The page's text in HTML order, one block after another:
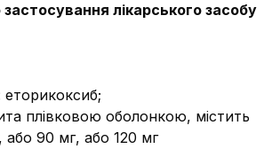
лікарського засобу
еторикоксиб;
плівковою оболонкою, містить
або 90 мг, або 120 мг